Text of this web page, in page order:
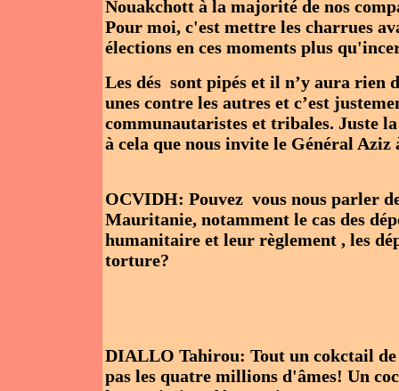
Nouakchott à la majorité de nos
Pour moi, c'est mettre les charrues
élections en ces moments plus
Les dés sont pipés et il n’y aura rien
unes contre les autres et c’est
communautaristes et tribales. Juste
à cela que nous invite le Général Aziz
OCVIDH: Pouvez vous nous parler
Mauritanie, notamment le cas des
humanitaire et leur règlement , les
torture?
DIALLO Tahirou: Tout un cokctail
pas les quatre millions d'âmes! Un